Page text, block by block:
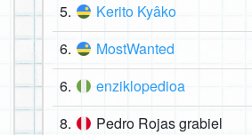
5. Kerito Kyâko
6. MostWanted
6. enziklopedioa
8. Pedro Rojas grabiel